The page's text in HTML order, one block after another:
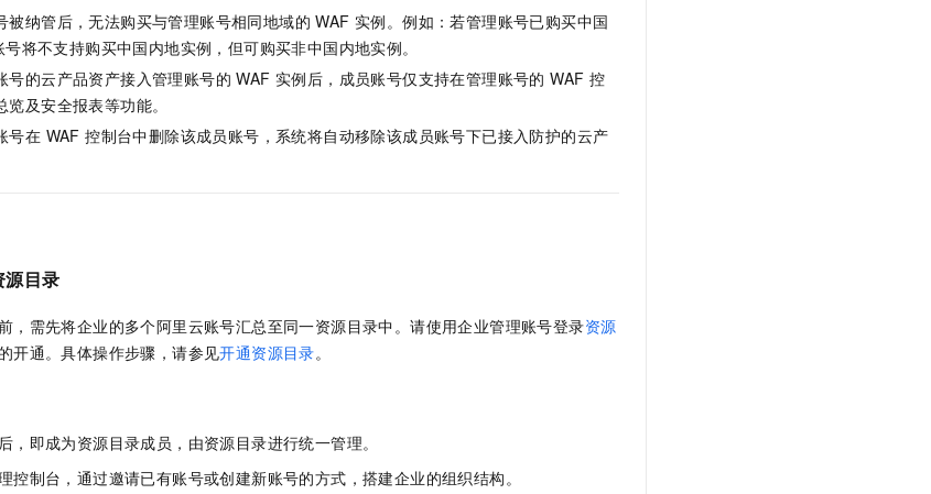
被纳管后，无法购买与管理账号相同地域的 WAF 实例。例如：若管理账号已购买中国
将不支持购买中国内地实例，但可购买非中国内地实例。
号的云产品资产接入管理账号的 WAF 实例后，成员账号仅支持在管理账号的 WAF 控
及安全报表等功能。
号在 WAF 控制台中删除该成员账号，系统将自动移除该成员账号下已接入防护的云产
源目录
，需先将企业的多个阿里云账号汇总至同一资源目录中。请使用企业管理账号登录资源
开通。具体操作步骤，请参见开通资源目录。
，即成为资源目录成员，由资源目录进行统一管理。
控制台，通过邀请已有账号或创建新账号的方式，搭建企业的组织结构。